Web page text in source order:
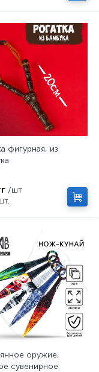
фигурная, из
/шт
оружие,
сувенирное